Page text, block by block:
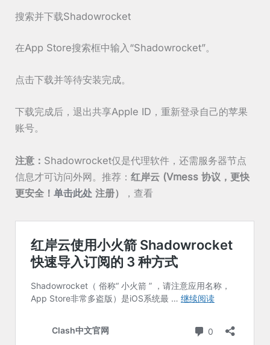
搜索并下载Shadowrocket
在App Store搜索框中输入“Shadowrocket”。
点击下载并等待安装完成。
下载完成后，退出共享Apple ID，重新登录自己的苹果
账号。
注意： Shadowrocket仅是代理软件，还需服务器节点
信息才可访问外网。推荐：红岸云 (Vmess 协议，更快
更安全！单击此处注册） ，查看